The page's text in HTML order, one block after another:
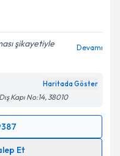
şikayetiyle
Devamı
Haritada Göster
Kapı No:14, 38010
Et